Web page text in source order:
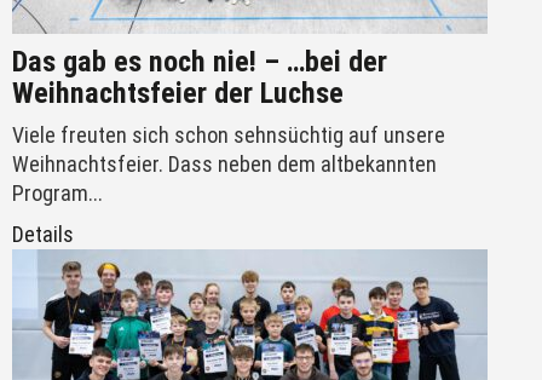
Das gab es noch nie! – …bei der
Weihnachtsfeier der Luchse
Viele freuten sich schon sehnsüchtig auf unsere
Weihnachtsfeier. Dass neben dem altbekannten
Program...
Details